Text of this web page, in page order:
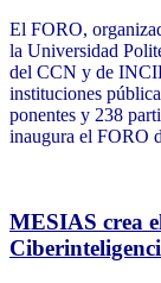
El FORO,
la Universidad
del CCN y de
instituciones
ponentes y 238
inaugura el FORO
MESIAS crea